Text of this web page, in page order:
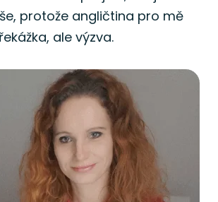
protože angličtina pro mě
ale výzva.